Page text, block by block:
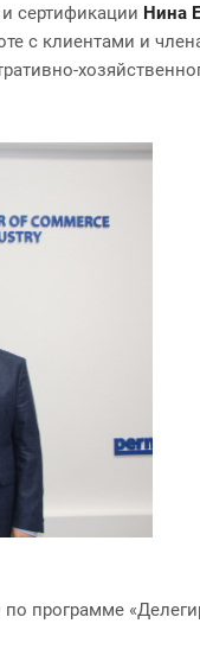
сертификации Нина
с клиентами и
программе